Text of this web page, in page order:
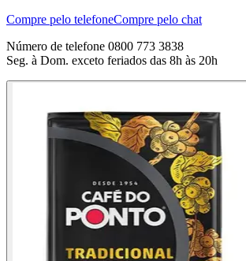
Compre pelo telefoneCompre pelo chat
Número de telefone 0800 773 3838
Seg. à Dom. exceto feriados das 8h às 20h